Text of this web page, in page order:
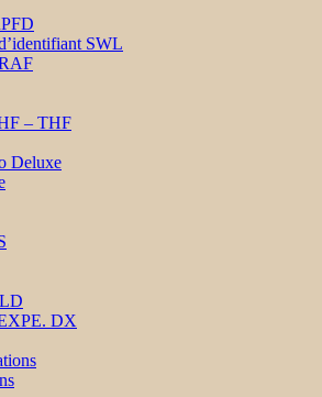
SWL
– THF
Deluxe
DX